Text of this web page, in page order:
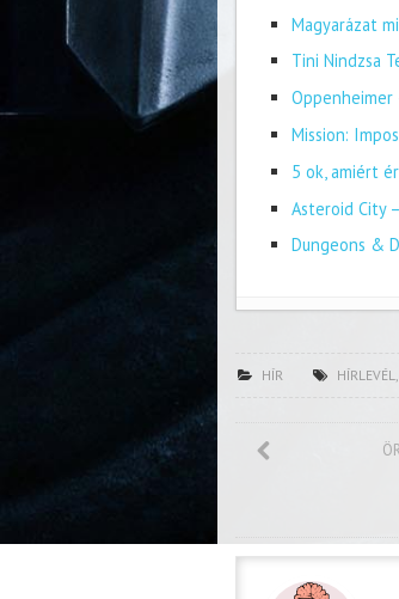
Magyarázat
Tini Nindzsa
Oppenheimer
Mission:
5 ok, amiért
Asteroid City
Dungeons &
HÍR HÍRLEVÉL,